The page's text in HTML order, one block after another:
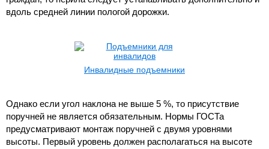
вдоль средней линии пологой дорожки.
Инвалидные подъемники
Однако если угол наклона не выше 5 %, то присутствие
поручней не является обязательным. Нормы ГОСТа
предусматривают монтаж поручней с двумя уровнями
высоты. Первый уровень должен располагаться на высоте